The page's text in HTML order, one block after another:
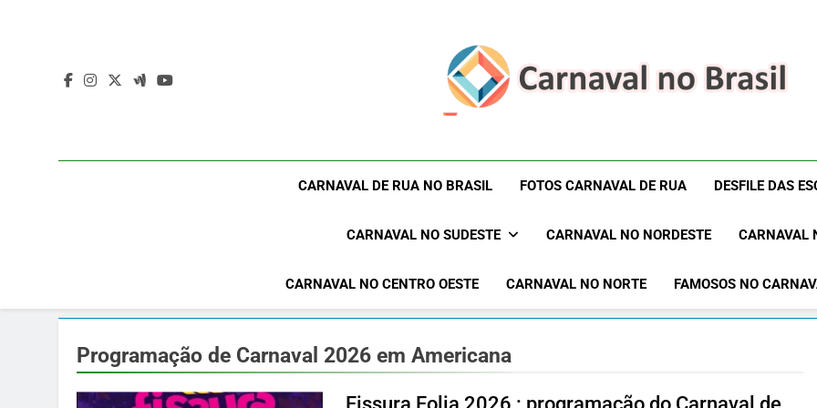
Carnaval No Brasil
Rua 2027 –
CARNAVAL DE RUA NO BRASIL FOTOS CARNAVAL DE RUA DESFILE DAS
CARNAVAL NO SUDESTE CARNAVAL NO NORDESTE CARNAVAL
CARNAVAL NO CENTRO OESTE CARNAVAL NO NORTE FAMOSOS NO
Programação de Carnaval 2026 em Americana